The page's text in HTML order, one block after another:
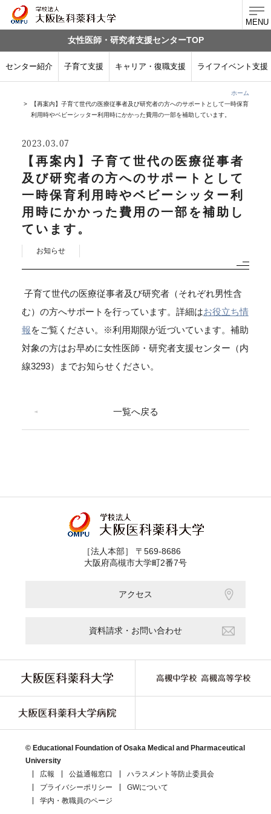
MENU
女性医師・研究者支援センターTOP
センター紹介 子育て支援 キャリア・復職支援 ライフイベント支援
ホーム
【再案内】子育て世代の医療従事者及び研究者の方へのサポートとして一時保育
利用時やベビーシッター利用時にかかった費用の一部を補助しています。
2023 03.07
【再案内】子育て世代の医療従事者
及び研究者の方へのサポートとして
一時保育利用時やベビーシッター利
用時にかかった費用の一部を補助し
ています。
お知らせ
子育て世代の医療従事者及び研究者（それぞれ男性含
む）の方へサポートを行っています。詳細はお役立ち情
報をご覧ください。※利用期限が近づいています。補助
対象の方はお早めに女性医師・研究者支援センター（内
線3293）までお知らせください。
一覧へ戻る
［法人本部］ 〒569-8686
大阪府高槻市大学町2番7号
アクセス
資料請求・お問い合わせ
© Educational Foundation of Osaka Medical and Pharmaceutical
University
広報
公益通報窓口
ハラスメント等防止委員会
プライバシーポリシー
GWについて
学内・教職員のページ